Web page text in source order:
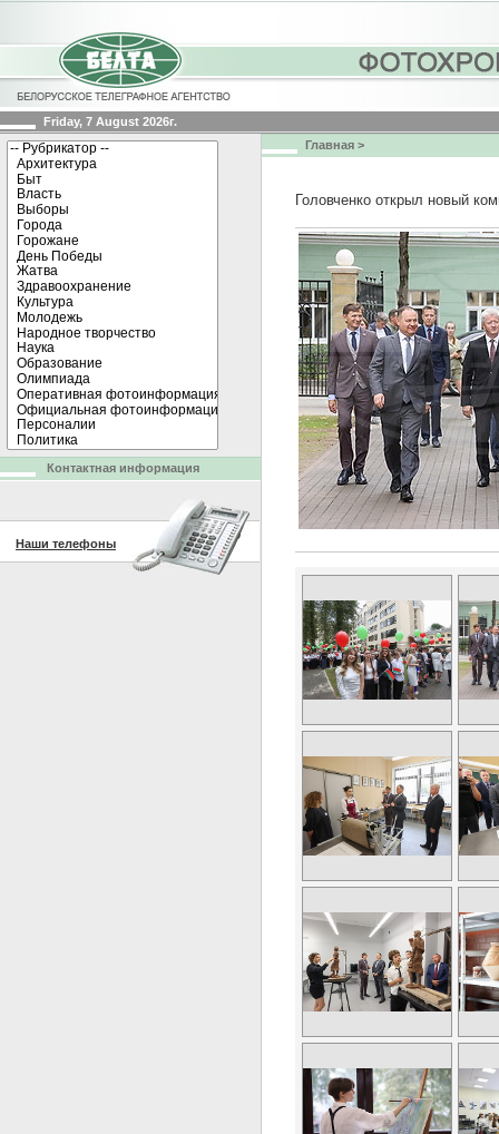
Friday, 7 August 2026г.
Главная >
Головченко открыл новый
Контактная информация
Наши телефоны